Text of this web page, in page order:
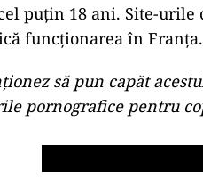
puțin 18 ani. Site-urile
funcționarea în Franța.
să pun capăt
pornografice pentru